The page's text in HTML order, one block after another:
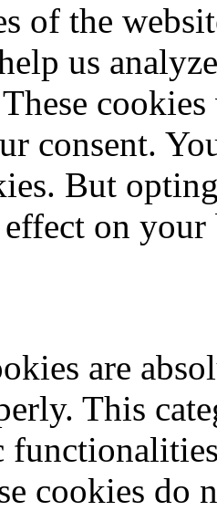
of the
us
consent.
But
on
are
This
cookies do